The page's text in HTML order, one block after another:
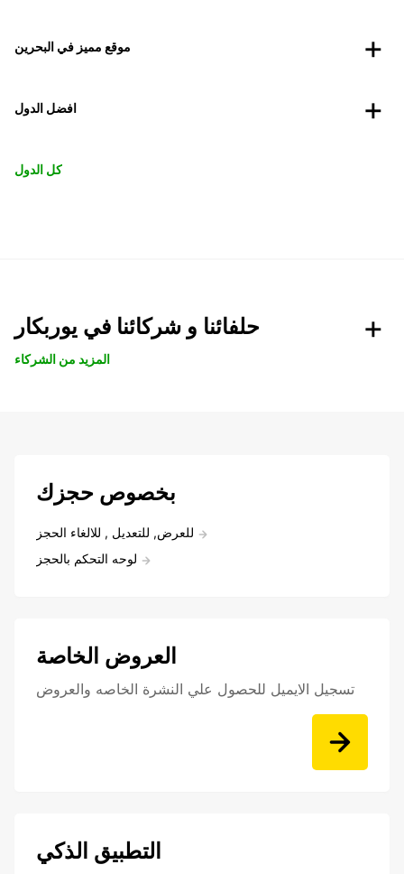
موقع مميز في البحرين
افضل الدول
كل الدول
حلفائنا و شركائنا في يوربكار
المزيد من الشركاء
بخصوص حجزك
للعرض, للتعديل , للالغاء الحجز
لوحه التحكم بالحجز
العروض الخاصة
تسجيل الايميل للحصول علي النشرة الخاصه والعروض
التطبيق الذكي